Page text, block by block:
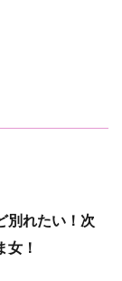
別れたい！次
女！